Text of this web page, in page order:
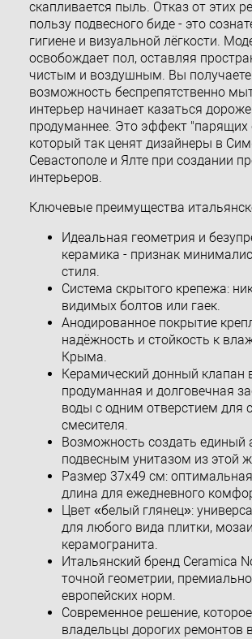
скапливается пыль. Отказ от этих
пользу подвесного биде - это
гигиене и визуальной лёгкости.
освобождает пол, оставляя
чистым и воздушным. Вы получаете
возможность беспрепятственно
интерьер начинает казаться
продуманнее. Это эффект "парящих
который так ценят дизайнеры в
Севастополе и Ялте при создании
интерьеров.
Ключевые преимущества
Идеальная геометрия и
керамика - признак
стиля.
Система скрытого крепежа:
видимых болтов или гаек.
Анодированное покрытие
надёжность и стойкость к
Крыма.
Керамический донный клапан
продуманная и долговечная
воды с одним отверстием для
смесителя.
Возможность создать единый
подвесным унитазом из этой
Размер 37x49 см:
длина для ежедневного
Цвет «белый глянец»:
для любого вида плитки,
керамогранита.
Итальянский бренд Ceramica
точной геометрии,
европейских норм.
Современное решение,
владельцы дорогих ремонтов